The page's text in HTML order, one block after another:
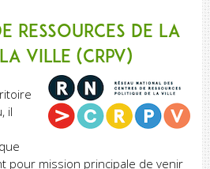
ressources de la
ville (CRPV)
il
pour mission principale de venir